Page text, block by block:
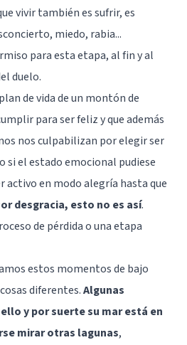
vivir también es sufrir, es
miedo, rabia...
para esta etapa, al fin y al
duelo.
de vida de un montón de
para ser feliz y que además
nos culpabilizan por elegir ser
si el estado emocional pudiese
activo en modo alegría hasta que
desgracia, esto no es así.
de pérdida o una etapa
estos momentos de bajo
diferentes.Algunas
y por suerte su mar está en
mirar otras lagunas,